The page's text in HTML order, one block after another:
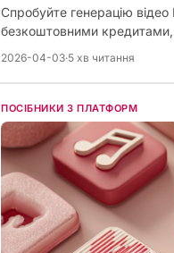
Спробуйте генерацію відео
безкоштовними
2026-04-03·5 хв читання
ПОСІБНИКИ З ПЛАТФОРМ